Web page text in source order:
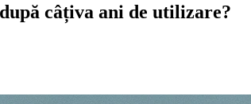
câțiva ani de utilizare?